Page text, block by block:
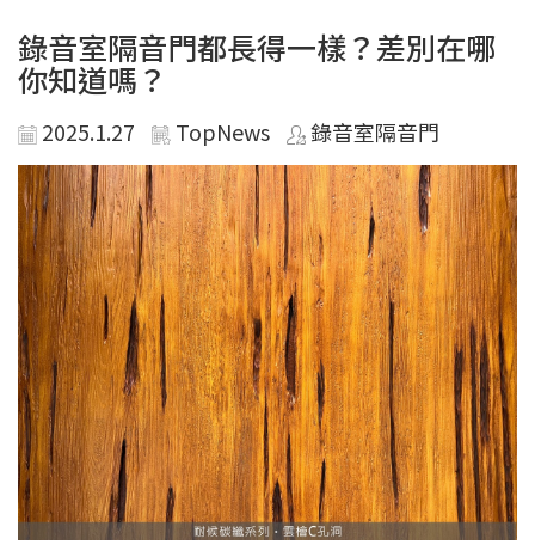
錄音室隔音門都長得一樣？差別在哪
你知道嗎？
2025.1.27 TopNews 錄音室隔音門